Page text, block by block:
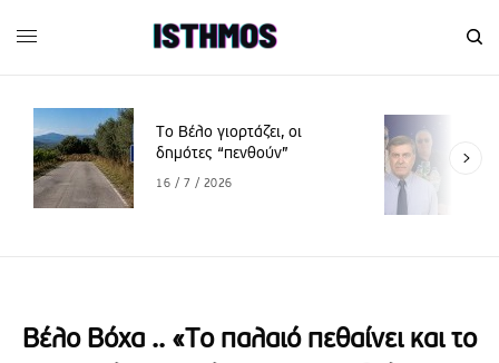
Το Βέλο γιορτάζει, οι
δημότες “πενθούν”
16 / 7 / 2026
Βέλο Βόχα .. «Το παλαιό πεθαίνει και το